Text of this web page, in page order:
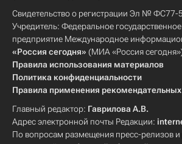
Свидетельство о регистрации Эл № ФС77-
Учредитель: Федеральное
предприятие Международное
«Россия сегодня» (МИА «Россия
Правила использования материалов
Политика конфиденциальности
Правила применения рекомендательных
Главный редактор: Гаврилова А.В.
Адрес электронной почты Редакции:
По вопросам размещения пресс-релизов